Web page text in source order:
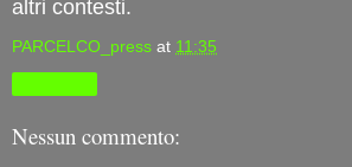
altri contesti.
PARCELCO_press at 11:35
Nessun commento: